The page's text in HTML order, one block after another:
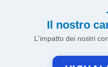
Il nostro
L'impatto dei nostri